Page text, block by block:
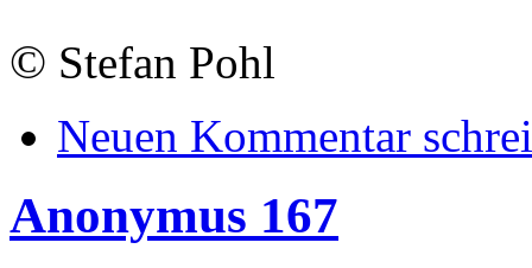
© Stefan Pohl
Neuen Kommentar
Anonymus 167